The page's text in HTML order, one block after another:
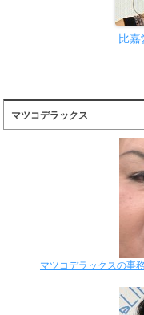
比嘉
マツコデラックス
マツコデラックスの事